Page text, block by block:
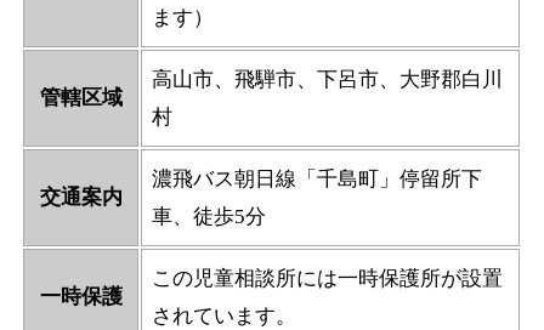
ます）
管轄区域
高山市、飛騨市、下呂市、大野郡白川
村
交通案内
濃飛バス朝日線「千島町」停留所下
車、徒歩5分
一時保護
この児童相談所には一時保護所が設置
されています。